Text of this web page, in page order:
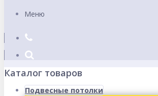
Меню
Каталог товаров
Подвесные потолки